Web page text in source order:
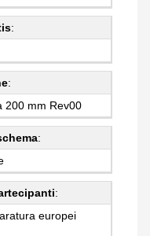
:
:
200 mm Rev00
:
:
europei